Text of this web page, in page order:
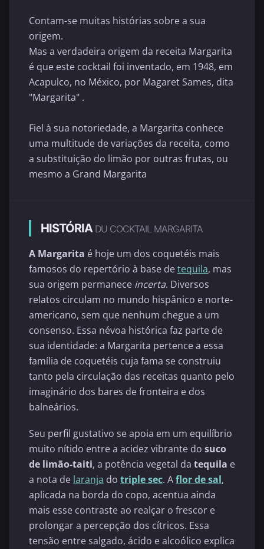
Contam-se muitas histórias sobre a sua
origem.
Mas a verdadeira origem da receita Margarita
é que este cocktail foi inventado, em 1948, em
Acapulco, no México, por Magaret Sames, dita
"Margarita" .
Fiel à sua notoriedade, a Margarita conhece
uma multitude de variações da receita, como
a substituição do limão por outras frutas, ou
mesmo a Grand Margarita
HISTÓRIA DU COCKTAIL MARGARITA
A Margarita é hoje um dos coquetéis mais
famosos do repertório à base detequila, mas
sua origem permanece incerta. Diversos
relatos circulam no mundo hispânico e norte-
americano, sem que nenhum chegue a um
consenso. Essa névoa histórica faz parte de
sua identidade: a Margarita pertence a essa
família de coquetéis cuja fama se construiu
tanto pela circulação das receitas quanto pelo
imaginário dos bares de fronteira e dos
balneários.
Seu perfil gustativo se apoia em um equilíbrio
muito nítido entre a acidez vibrante do suco
de limão-taiti, a potência vegetal da tequila e
a nota de laranja do triple sec. Aflor de sal,
aplicada na borda do copo, acentua ainda
mais esse contraste ao realçar o frescor e
prolongar a percepção dos cítricos. Essa
tensão entre salgado, ácido e alcoólico explica